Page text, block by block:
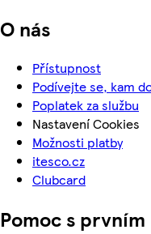
O nás
Přístupnost
Podívejte se, kam
Poplatek za službu
Nastavení Cookies
Možnosti platby
itesco.cz
Clubcard
Pomoc s